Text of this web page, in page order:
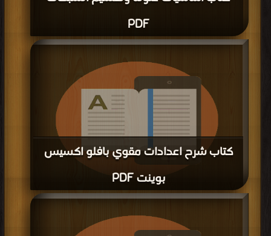
PDF
كتاب شرح اعدادات مقوي بافلو اكسيس
بوينت PDF
قراءة و تحميل كتاب كتاب شرح اعدادات مقوي بافلو اكسيس بوينت PDF مجانا |
| التحميل : مرة/مرات